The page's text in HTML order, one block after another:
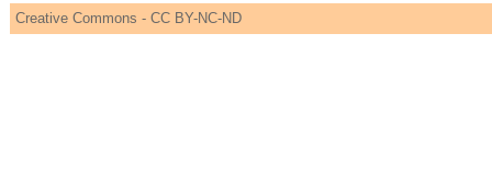
Creative Commons - CC BY-NC-ND